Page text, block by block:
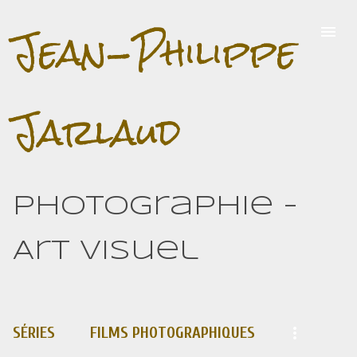
Jean-Philippe
Jarlaud
Photographie -
Art visuel
SÉRIES FILMS PHOTOGRAPHIQUES